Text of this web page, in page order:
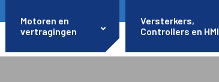
Motoren en
vertragingen
Versterkers,
Controllers en HMI